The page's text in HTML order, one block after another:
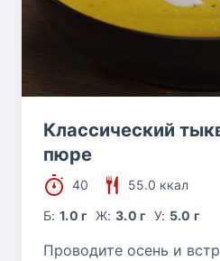
Классический
пюре
40
55.0 ккал
Б:1.0 г Ж: 3.0 г У: 5.0 г
Проводите осень и